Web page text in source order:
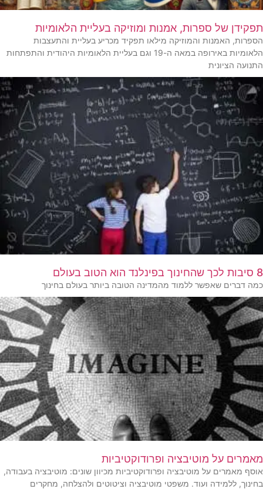
תפקידן של ספרות, אמנות ומוזיקה בעליית הלאומיות
הספרות, האמנות והמוזיקה מילאו תפקיד מכריע בעליית והתעצבות
הלאומיות באירופה במאה ה-19 וגם בעליית הלאומיות היהודית והתפתחות
התנועה הציונית
8 סיבות לכך שהחינוך בפינלנד הוא הטוב בעולם
כמה דברים שאפשר ללמוד מהמדינה הטובה ביותר בעולם בחינוך
מאמרים על מוטיבציה ופרודוקטיביות
אוסף מאמרים על מוטיבציה ופרודוקטיביות מכיוון שונים: מוטיבציה בעבודה,
בחינוך, ללמידה ועוד. משפטי מוטיבציה וציטוטים ולהצלחה, מחקרים